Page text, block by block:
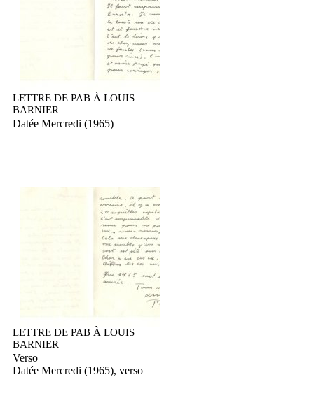
LETTRE DE PAB À LOUIS
BARNIER
Datée Mercredi (1965)
LETTRE DE PAB À LOUIS
BARNIER
Verso
Datée Mercredi (1965), verso